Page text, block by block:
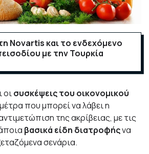
Novartis και το ενδεχόμενο
με την Τουρκία
οισυσκέψεις του οικονομικού
που μπορεί να λάβει η
της ακρίβειας, με τις
βασικά είδη διατροφήςνα
σενάρια.